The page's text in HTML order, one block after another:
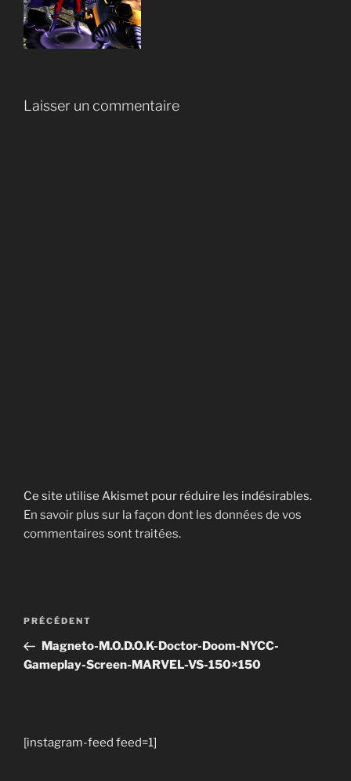
Laisser un commentaire
Ce site utilise Akismet pour réduire les indésirables.
En savoir plus sur la façon dont les données de vos
commentaires sont traitées.
Navigation
l’article
Article
précédent
PRÉCÉDENT
Magneto-M.O.D.O.K-Doctor-Doom-NYCC-
Gameplay-Screen-MARVEL-VS-150×150
[instagram-feed feed=1]